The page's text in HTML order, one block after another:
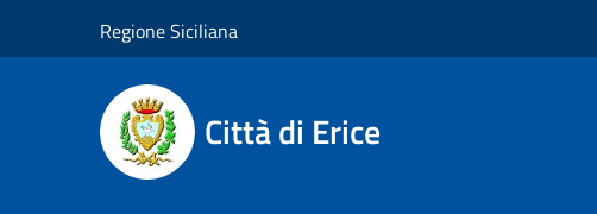
Regione Siciliana
Città di Erice